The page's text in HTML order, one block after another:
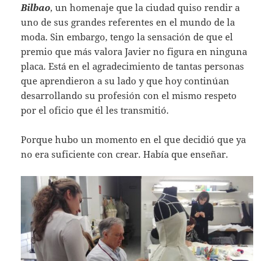
Bilbao, un homenaje que la ciudad quiso rendir a
uno de sus grandes referentes en el mundo de la
moda. Sin embargo, tengo la sensación de que el
premio que más valora Javier no figura en ninguna
placa. Está en el agradecimiento de tantas personas
que aprendieron a su lado y que hoy continúan
desarrollando su profesión con el mismo respeto
por el oficio que él les transmitió.
Porque hubo un momento en el que decidió que ya
no era suficiente con crear. Había que enseñar.